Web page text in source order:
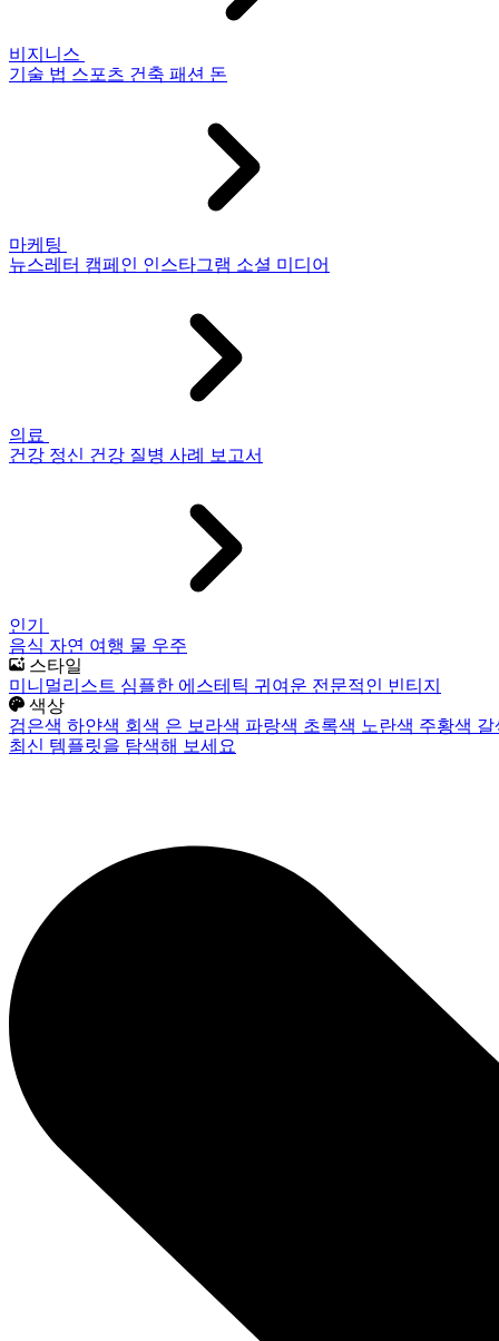
비지니스
기술 법 스포츠 건축 패션 돈
마케팅
뉴스레터 캠페인 인스타그램 소셜 미디어
의료
건강 정신 건강 질병 사례 보고서
인기
음식 자연 여행 물 우주
스타일
미니멀리스트 심플한 에스테틱 귀여운 전문적인 빈티지
색상
검은색 하얀색 회색 은 보라색 파랑색 초록색 노란색 주황색
최신 템플릿을 탐색해 보세요